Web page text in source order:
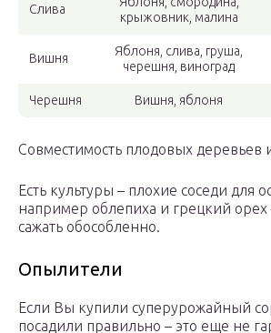
Слива
крыжовник, малина
Вишня
Яблоня, слива, груша,
черешня, виноград
Черешня Вишня, яблоня
Совместимость плодовых деревьев
Есть культуры – плохие соседи для
например облепиха и грецкий орех
сажать обособленно.
Опылители
Если Вы купили суперурожайный
посадили правильно – это еще не